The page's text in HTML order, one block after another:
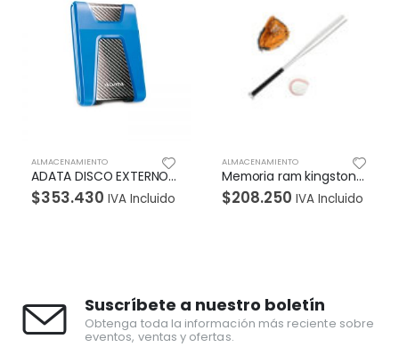
ALMACENAMIENTO
$208.250 IVA Incluido
ALMACENAMIENTO
$97.580 IVA Incluido
Suscríbete a nuestro boletín
Obtenga toda la información más reciente sobre
eventos, ventas y ofertas.